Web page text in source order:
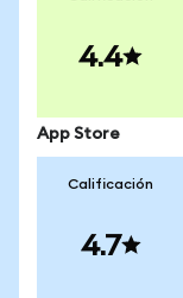
4.4
App Store
Calificación
4.7